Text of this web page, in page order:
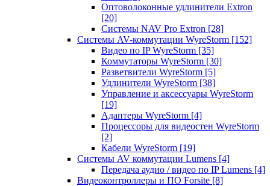
Оптоволоконные удлинители Extron
[20]
Системы NAV Pro Extron [28]
Системы AV-коммутации WyreStorm [152]
Видео по IP WyreStorm [35]
Коммутаторы WyreStorm [30]
Разветвители WyreStorm [5]
Удлинители WyreStorm [38]
Управление и аксессуары WyreStorm
[19]
Адаптеры WyreStorm [4]
Процессоры для видеостен WyreStorm
[2]
Кабели WyreStorm [19]
Системы AV коммутации Lumens [4]
Передача аудио / видео по IP Lumens [4]
Видеоконтроллеры и ПО Forsite [8]